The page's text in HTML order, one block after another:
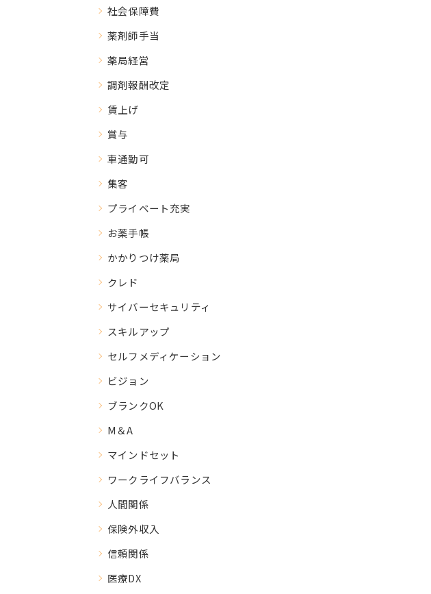
社会保障費
薬剤師手当
薬局経営
調剤報酬改定
賃上げ
賞与
車通勤可
集客
プライベート充実
お薬手帳
かかりつけ薬局
クレド
サイバーセキュリティ
スキルアップ
セルフメディケーション
ビジョン
ブランクOK
M＆A
マインドセット
ワークライフバランス
人間関係
保険外収入
信頼関係
医療DX